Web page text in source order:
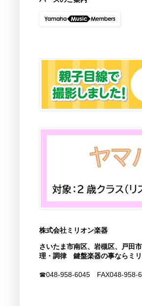
株式会社ミリオン楽器
さいたま市南区、岩槻区、戸田
理・調律 鍵盤楽器の事ならミ
☎048-958-6045 FAX048-958-